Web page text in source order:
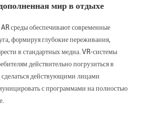
мир в отдыхе
среды обеспечивают современные
формируя глубокие переживания,
в стандартных медиа. VR-системы
действительно погрузиться в
действующими лицами
с программами на полностью